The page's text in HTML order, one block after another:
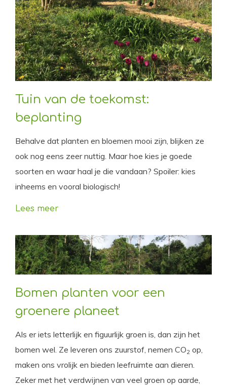
Tuin van de toekomst:
beplanting
Behalve dat planten en bloemen mooi zijn, blijken ze
ook nog eens zeer nuttig. Maar hoe kies je goede
soorten en waar haal je die vandaan? Spoiler: kies
inheems en vooral biologisch!
Lees meer
Bomen planten voor een
groenere planeet
Als er iets letterlijk en figuurlijk groen is, dan zijn het
bomen wel. Ze leveren ons zuurstof, nemen CO2 op,
maken ons vrolijk en bieden leefruimte aan dieren.
Zeker met het verdwijnen van veel groen op aarde,